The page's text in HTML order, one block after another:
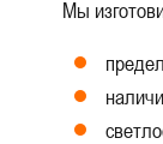
Мы